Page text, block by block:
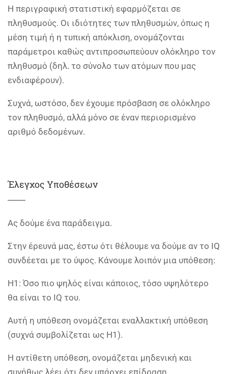
Η περιγραφική στατιστική εφαρμόζεται σε
πληθυσμούς. Οι ιδιότητες των πληθυσμών, όπως η
μέση τιμή ή η τυπική απόκλιση, ονομάζονται
παράμετροι καθώς αντιπροσωπεύουν ολόκληρο τον
πληθυσμό (δηλ. το σύνολο των ατόμων που μας
ενδιαφέρουν).
Συχνά, ωστόσο, δεν έχουμε πρόσβαση σε ολόκληρο
τον πληθυσμό, αλλά μόνο σε έναν περιορισμένο
αριθμό δεδομένων.
Έλεγχος Υποθέσεων
Ας δούμε ένα παράδειγμα.
Στην έρευνά μας, έστω ότι θέλουμε να δούμε αν το IQ
συνδέεται με το ύψος. Κάνουμε λοιπόν μια υπόθεση:
Η1: Όσο πιο ψηλός είναι κάποιος, τόσο υψηλότερο
θα είναι το IQ του.
Αυτή η υπόθεση ονομάζεται εναλλακτική υπόθεση
(συχνά συμβολίζεται ως Η1).
Η αντίθετη υπόθεση, ονομάζεται μηδενική και